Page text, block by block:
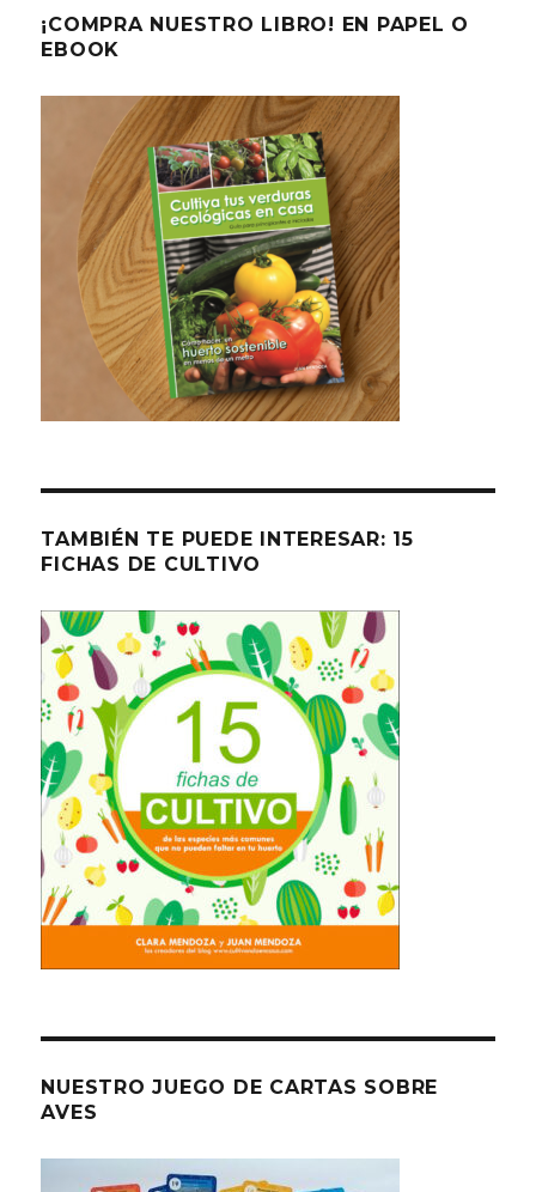
¡COMPRA NUESTRO LIBRO! EN PAPEL O
EBOOK
TAMBIÉN TE PUEDE INTERESAR: 15
FICHAS DE CULTIVO
NUESTRO JUEGO DE CARTAS SOBRE
AVES